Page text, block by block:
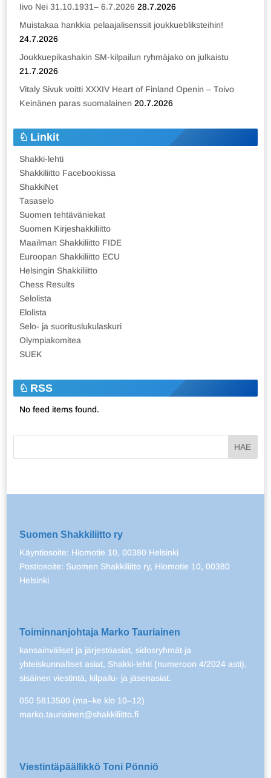
Iivo Nei 31.10.1931– 6.7.2026 28.7.2026
Muistakaa hankkia pelaajalisenssit joukkuebliksteihin!
24.7.2026
Joukkuepikashakin SM-kilpailun ryhmäjako on julkaistu
21.7.2026
Vitaly Sivuk voitti XXXIV Heart of Finland Openin – Toivo
Keinänen paras suomalainen 20.7.2026
Linkit
Shakki-lehti
Shakkiliitto Facebookissa
ShakkiNet
Tasaselo
Suomen tehtäväniekat
Suomen Kirjeshakkiliitto
Maailman Shakkiliitto FIDE
Euroopan Shakkiliitto ECU
Helsingin Shakkiliitto
Chess Results
Selolista
Elolista
Selo- ja suorituslukulaskuri
Olympiakomitea
SUEK
RSS
No feed items found.
Suomen Shakkiliitto ry
Käyntiosoite: Hiomotie 10, 00380 Helsinki
Postiosoite: Suomen Shakkiliitto ry, Hiomotie 10, 00380
Helsinki
Toiminnanjohtaja Marko Tauriainen
kansainväliset ja järjestöasiat, sidosryhmät ja
yhteiskunnalliset asiat, Shakki-lehti (numeroon 4/2024 asti),
sisäinen viestintä, kilpailu- ja jäsenasiat.
050 5813500 (ma–ke klo 10–12)
marko.tauriainen@shakkiliitto.fi
Viestintäpäällikkö Toni Pönniö